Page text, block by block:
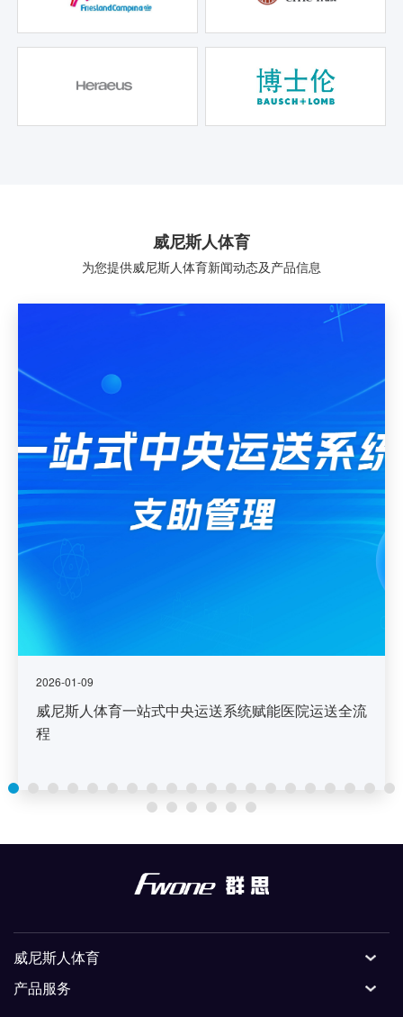
威尼斯人体育
为您提供威尼斯人体育新闻动态及产品信息
2026-01-09
威尼斯人体育一站式中央运送系统赋能医院运送全流
程
威尼斯人体育
产品服务